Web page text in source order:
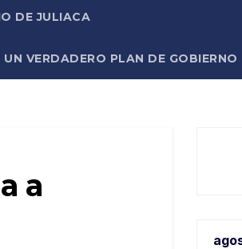
DE JULIACA
VERDADERO PLAN DE GOBIERNO
a